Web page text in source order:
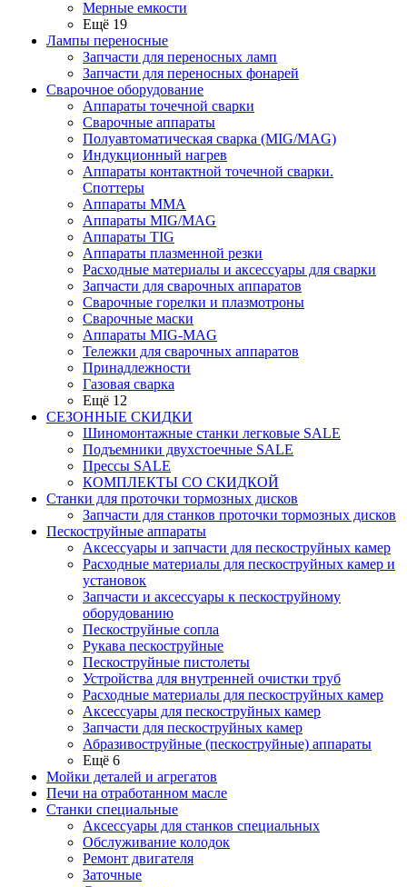
Мерные емкости
Ещё 19
Лампы переносные
Запчасти для переносных ламп
Запчасти для переносных фонарей
Сварочное оборудование
Аппараты точечной сварки
Сварочные аппараты
Полуавтоматическая сварка (MIG/MAG)
Индукционный нагрев
Аппараты контактной точечной сварки.
Споттеры
Аппараты MMA
Аппараты MIG/MAG
Аппараты TIG
Аппараты плазменной резки
Расходные материалы и аксессуары для сварки
Запчасти для сварочных аппаратов
Сварочные горелки и плазмотроны
Сварочные маски
Аппараты MIG-MAG
Тележки для сварочных аппаратов
Принадлежности
Газовая сварка
Ещё 12
СЕЗОННЫЕ СКИДКИ
Шиномонтажные станки легковые SALE
Подъемники двухстоечные SALE
Прессы SALE
КОМПЛЕКТЫ СО СКИДКОЙ
Станки для проточки тормозных дисков
Запчасти для станков проточки тормозных дисков
Пескоструйные аппараты
Аксессуары и запчасти для пескоструйных камер
Расходные материалы для пескоструйных камер и
установок
Запчасти и аксессуары к пескоструйному
оборудованию
Пескоструйные сопла
Рукава пескоструйные
Пескоструйные пистолеты
Устройства для внутренней очистки труб
Расходные материалы для пескоструйных камер
Аксессуары для пескоструйных камер
Запчасти для пескоструйных камер
Абразивоструйные (пескоструйные) аппараты
Ещё 6
Мойки деталей и агрегатов
Печи на отработанном масле
Станки специальные
Аксессуары для станков специальных
Обслуживание колодок
Ремонт двигателя
Заточные